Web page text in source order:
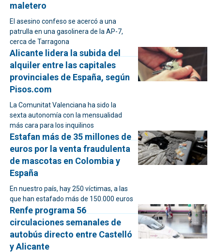
maletero
El asesino confeso se acercó a una
patrulla en una gasolinera de la AP-7,
cerca de Tarragona
Alicante lidera la subida del
alquiler entre las capitales
provinciales de España, según
Pisos.com
La Comunitat Valenciana ha sido la
sexta autonomía con la mensualidad
más cara para los inquilinos
Estafan más de 35 millones de
euros por la venta fraudulenta
de mascotas en Colombia y
España
En nuestro país, hay 250 víctimas, a las
que han estafado más de 150.000 euros
Renfe programa 56
circulaciones semanales de
autobús directo entre Castelló
y Alicante